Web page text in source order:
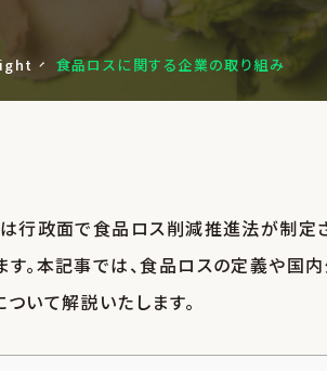
食品ロスに関する企業の取り組み
は行政面で食品ロス削減推進法が制定
。本記事では、食品ロスの定義や国
いて解説いたします。
検索